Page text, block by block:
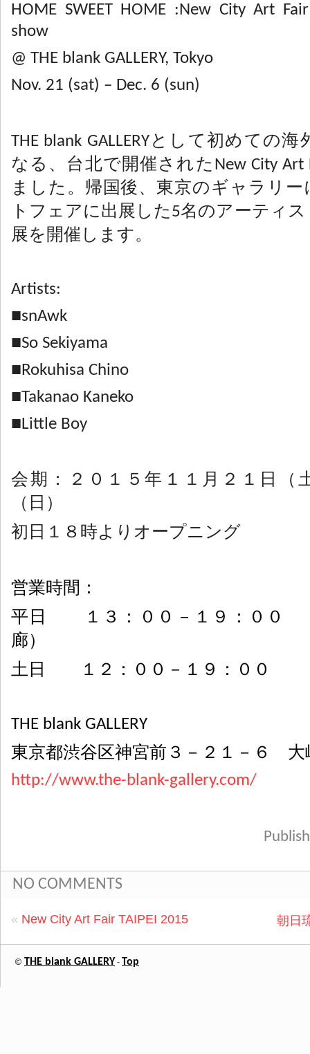
HOME SWEET HOME :New City Art
show
@ THE blank GALLERY, Tokyo
Nov. 21 (sat) – Dec. 6 (sun)
THE blank GALLERYとして初めての
なる、台北で開催されたNew City Art
ました。帰国後、東京のギャラリ
トフェアに出展した5名のアーティ
展を開催します。
Artists:
■snAwk
■So Sekiyama
■Rokuhisa Chino
■Takanao Kaneko
■Little Boy
会期：２０１５年１１月２１日（
（日）
初日１８時よりオープニング
営業時間：
平日 １３：００－１９：００
廊）
土日 １２：００－１９：００
THE blank GALLERY
東京都渋谷区神宮前３－２１－６ 大
http://www.the-blank-gallery.com/
NO COMMENTS
朝日
« New City Art Fair TAIPEI 2015
© THE blank GALLERY - Top